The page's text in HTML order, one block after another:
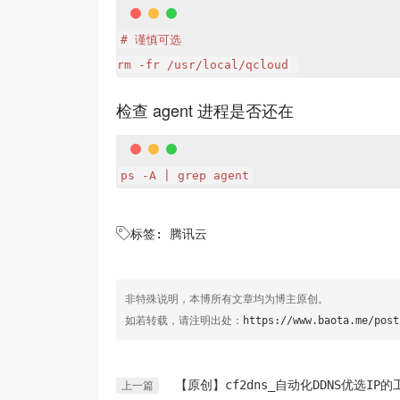
# 谨慎可选
rm -fr /usr/local/qcloud
检查 agent 进程是否还在
ps -A | grep agent
标签: 腾讯云
非特殊说明，本博所有文章均为博主原创。
如若转载，请注明出处： https://www.baota.me/
上一篇 【原创】cf2dns_自动化DDNS优选IP的